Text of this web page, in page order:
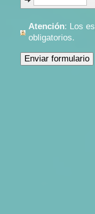
Atención : Los
obligatorios.